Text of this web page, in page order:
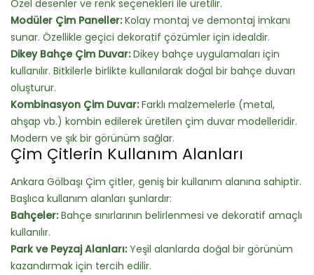
Özel desenler ve renk seçenekleri ile üretilir.
Modüler Çim Paneller:Kolay montaj ve demontaj imkanı
sunar. Özellikle geçici dekoratif çözümler için idealdir.
Dikey Bahçe Çim Duvar:Dikey bahçe uygulamaları için
kullanılır. Bitkilerle birlikte kullanılarak doğal bir bahçe duvarı
oluşturur.
Kombinasyon Çim Duvar:Farklı malzemelerle (metal,
ahşap vb.) kombin edilerek üretilen çim duvar modelleridir.
Modern ve şık bir görünüm sağlar.
Çim Çitlerin Kullanım Alanları
Ankara Gölbaşı Çim çitler, geniş bir kullanım alanına sahiptir.
Başlıca kullanım alanları şunlardır:
Bahçeler:Bahçe sınırlarının belirlenmesi ve dekoratif amaçlı
kullanılır.
Park ve Peyzaj Alanları:Yeşil alanlarda doğal bir görünüm
kazandırmak için tercih edilir.